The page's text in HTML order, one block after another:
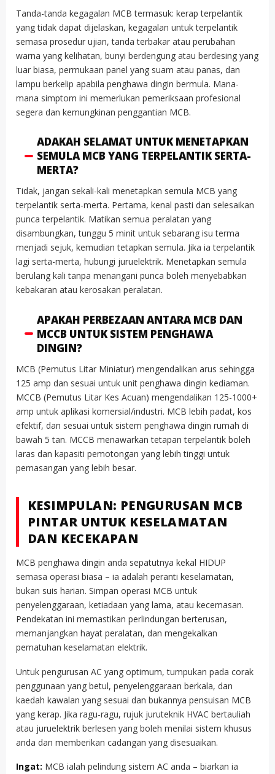
Tanda-tanda kegagalan MCB termasuk: kerap terpelantik
yang tidak dapat dijelaskan, kegagalan untuk terpelantik
semasa prosedur ujian, tanda terbakar atau perubahan
warna yang kelihatan, bunyi berdengung atau berdesing yang
luar biasa, permukaan panel yang suam atau panas, dan
lampu berkelip apabila penghawa dingin bermula. Mana-
mana simptom ini memerlukan pemeriksaan profesional
segera dan kemungkinan penggantian MCB.
ADAKAH SELAMAT UNTUK MENETAPKAN
SEMULA MCB YANG TERPELANTIK SERTA-
MERTA?
Tidak, jangan sekali-kali menetapkan semula MCB yang
terpelantik serta-merta. Pertama, kenal pasti dan selesaikan
punca terpelantik. Matikan semua peralatan yang
disambungkan, tunggu 5 minit untuk sebarang isu terma
menjadi sejuk, kemudian tetapkan semula. Jika ia terpelantik
lagi serta-merta, hubungi juruelektrik. Menetapkan semula
berulang kali tanpa menangani punca boleh menyebabkan
kebakaran atau kerosakan peralatan.
APAKAH PERBEZAAN ANTARA MCB DAN
MCCB UNTUK SISTEM PENGHAWA
DINGIN?
MCB (Pemutus Litar Miniatur) mengendalikan arus sehingga
125 amp dan sesuai untuk unit penghawa dingin kediaman.
MCCB (Pemutus Litar Kes Acuan) mengendalikan 125-1000+
amp untuk aplikasi komersial/industri. MCB lebih padat, kos
efektif, dan sesuai untuk sistem penghawa dingin rumah di
bawah 5 tan. MCCB menawarkan tetapan terpelantik boleh
laras dan kapasiti pemotongan yang lebih tinggi untuk
pemasangan yang lebih besar.
KESIMPULAN: PENGURUSAN MCB
PINTAR UNTUK KESELAMATAN
DAN KECEKAPAN
MCB penghawa dingin anda sepatutnya kekal HIDUP
semasa operasi biasa – ia adalah peranti keselamatan,
bukan suis harian. Simpan operasi MCB untuk
penyelenggaraan, ketiadaan yang lama, atau kecemasan.
Pendekatan ini memastikan perlindungan berterusan,
memanjangkan hayat peralatan, dan mengekalkan
pematuhan keselamatan elektrik.
Untuk pengurusan AC yang optimum, tumpukan pada corak
penggunaan yang betul, penyelenggaraan berkala, dan
kaedah kawalan yang sesuai dan bukannya pensuisan MCB
yang kerap. Jika ragu-ragu, rujuk juruteknik HVAC bertauliah
atau juruelektrik berlesen yang boleh menilai sistem khusus
anda dan memberikan cadangan yang disesuaikan.
Ingat: MCB ialah pelindung sistem AC anda – biarkan ia